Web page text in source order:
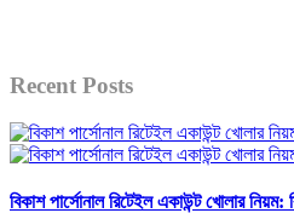
Recent Posts
বিকাশ পার্সোনাল রিটেইল একাউন্ট খোলার নিয়ম: